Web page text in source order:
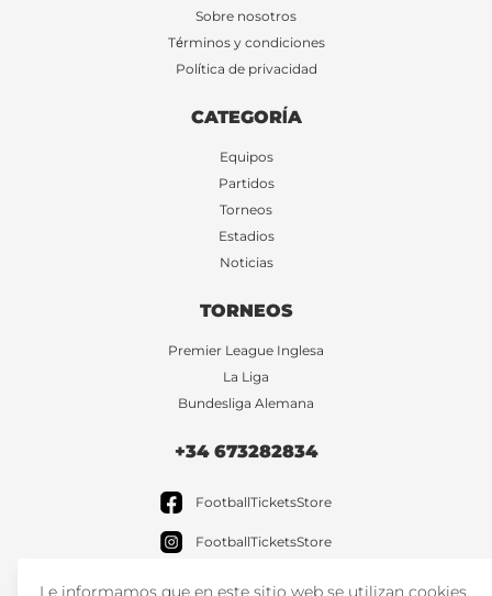
Sobre nosotros
Términos y condiciones
Política de privacidad
CATEGORÍA
Equipos
Partidos
Torneos
Estadios
Noticias
TORNEOS
Premier League Inglesa
La Liga
Bundesliga Alemana
+34 673282834
FootballTicketsStore
FootballTicketsStore
Le informamos que en este sitio web se utilizan cookies.